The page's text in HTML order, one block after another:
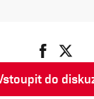
do